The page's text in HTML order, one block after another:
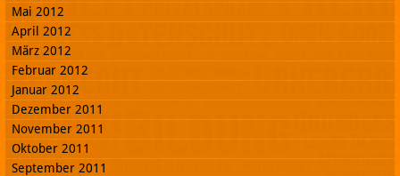
Mai 2012
April 2012
März 2012
Februar 2012
Januar 2012
Dezember 2011
November 2011
Oktober 2011
September 2011